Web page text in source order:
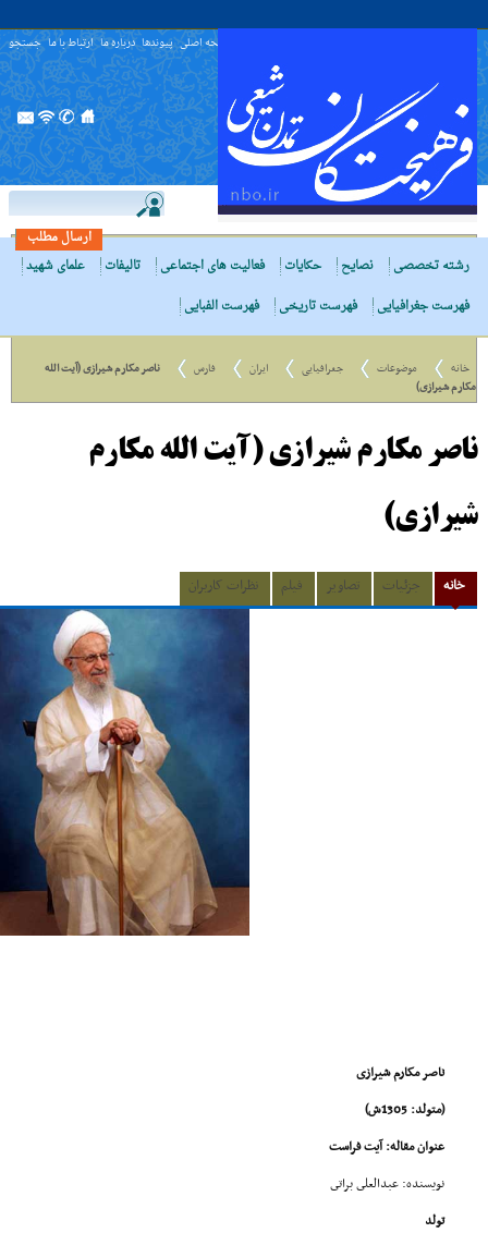
صفحه اصلی پیوندها درباره ما ارتباط با ما جستجو
ارسال مطلب
رشته تخصصی
نصایح حکایات فعالیت های اجتماعی تالیفات
علمای شهید
فهرست جغرافیایی
فهرست تاریخی فهرست الفبایی
خانه موضوعات جغرافیایی ایران فارس
ناصر مکارم شیرازی (آیت الله
مکارم شیرازی)
ناصر مکارم شیرازی (آیت الله مکارم
شیرازی)
خانه جزئیات تصاویر فیلم نظرات کاربران
ناصر مکارم شیرازى
(متولد: 1305ش)
عنوان مقاله: آیت فراست
نویسنده: عبدالعلى براتى
تولد